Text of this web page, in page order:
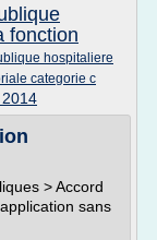
fonction
hospitaliere
categorie c
> Accord
sans